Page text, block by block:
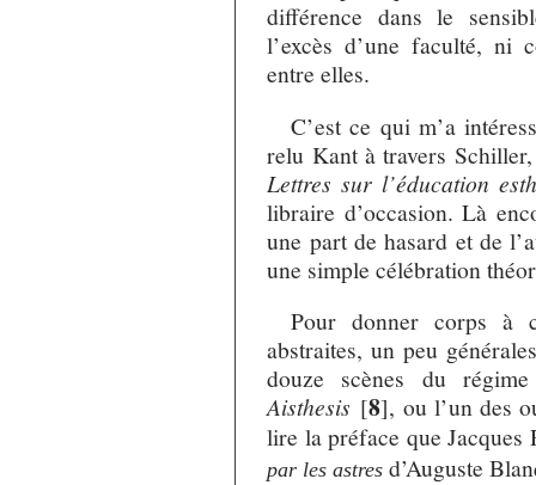
différence dans le
l’excès d’une faculté, ni
entre elles.
C’est ce qui m’a
relu Kant à travers
Lettres sur l’éducation
libraire d’occasion. Là
une part de hasard et de
une simple célébration
Pour donner corps à
abstraites, un peu
douze scènes du
Aisthesis [8], ou l’un des
lire la préface que
par les astres d’Auguste